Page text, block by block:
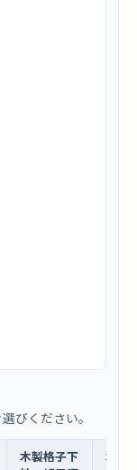
びください。
木製格子下
木製